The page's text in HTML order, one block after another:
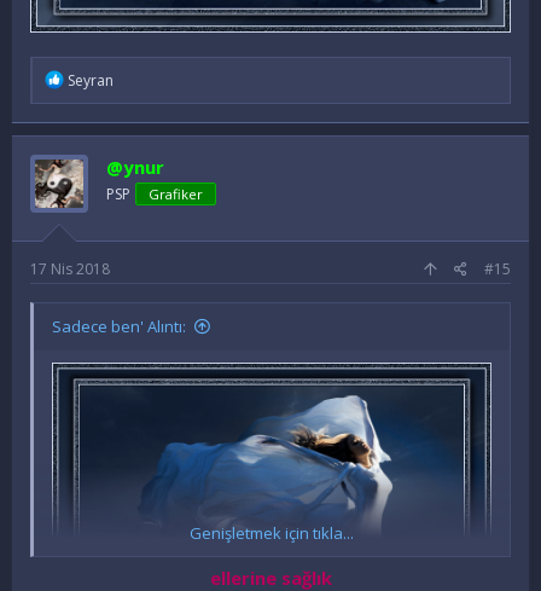
İ
d
e
l
e
r
:
Seyran
@ynur
PSP Grafiker
17 Nis 2018 #15
Sadece ben' Alıntı:
Genişletmek için tıkla...
ellerine sağlık